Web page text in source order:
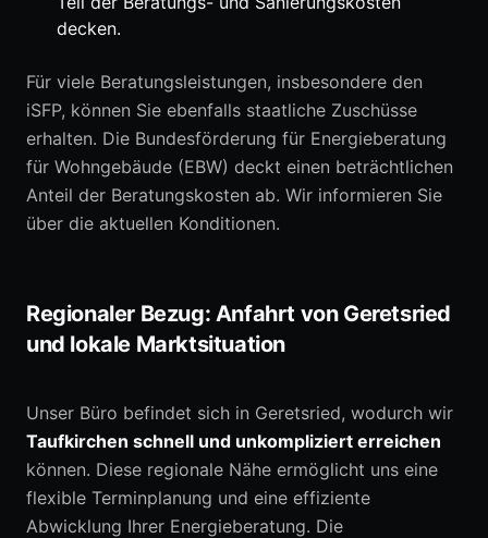
decken.
Für viele Beratungsleistungen, insbesondere den
iSFP, können Sie ebenfalls staatliche Zuschüsse
erhalten. Die Bundesförderung für Energieberatung
für Wohngebäude (EBW) deckt einen beträchtlichen
Anteil der Beratungskosten ab. Wir informieren Sie
über die aktuellen Konditionen.
Regionaler Bezug: Anfahrt von Geretsried
und lokale Marktsituation
Unser Büro befindet sich in Geretsried, wodurch wir
Taufkirchen schnell und unkompliziert erreichen
können. Diese regionale Nähe ermöglicht uns eine
flexible Terminplanung und eine effiziente
Abwicklung Ihrer Energieberatung. Die